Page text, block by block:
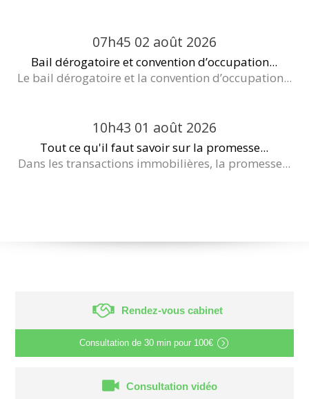
07h45 02 août 2026
Bail dérogatoire et convention d’occupation...
Le bail dérogatoire et la convention d’occupation...
10h43 01 août 2026
Tout ce qu'il faut savoir sur la promesse...
Dans les transactions immobilières, la promesse...
Rendez-vous cabinet
Consultation de 30 min pour 100€
Consultation vidéo